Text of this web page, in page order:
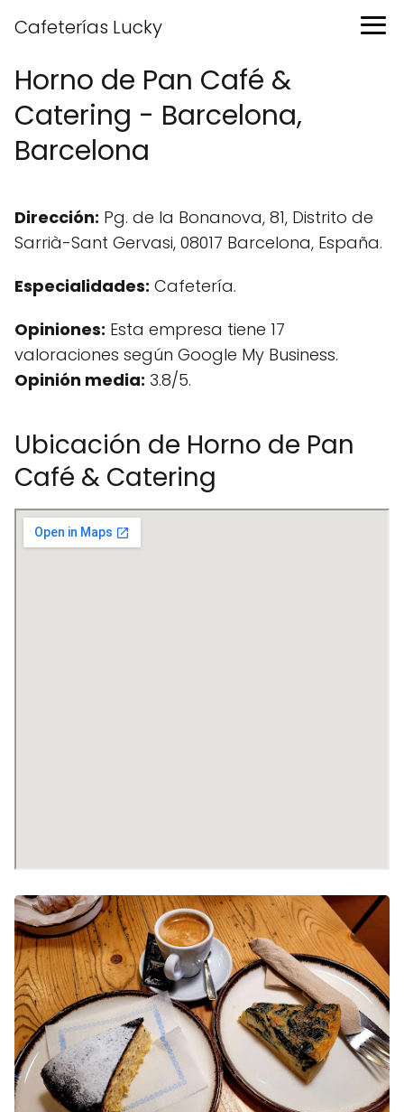
Cafeterías Lucky
Horno de Pan Café &
Catering - Barcelona,
Barcelona
Dirección: Pg. de la Bonanova, 81, Distrito de
Sarrià-Sant Gervasi, 08017 Barcelona, España.
Especialidades: Cafetería.
Opiniones: Esta empresa tiene 17
valoraciones según Google My Business.
Opinión media: 3.8/5.
Ubicación de Horno de Pan
Café & Catering